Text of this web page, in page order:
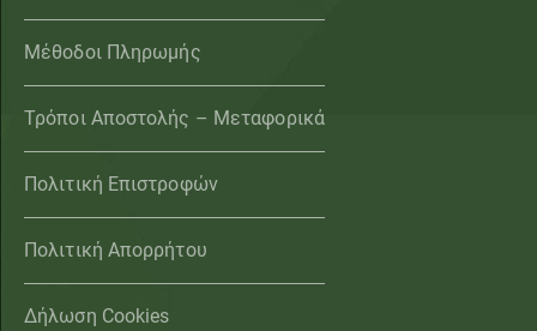
Μέθοδοι Πληρωμής
Τρόποι Αποστολής – Μεταφορικά
Πολιτική Επιστροφών
Πολιτική Απορρήτου
Δήλωση Cookies